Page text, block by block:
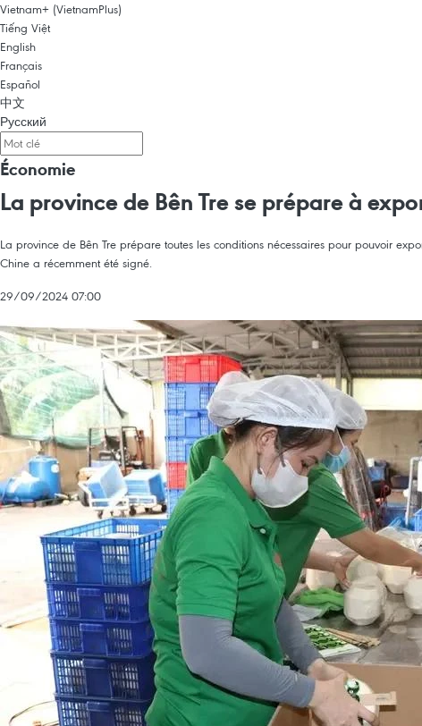
Vietnam+ (VietnamPlus)
Tiếng Việt
English
Français
Español
中文
Русский
Économie
La province de Bên Tre se prépare à
La province de Bên Tre prépare toutes les conditions nécessaires pour pouvoir
Chine a récemment été signé.
29/09/2024 07:00